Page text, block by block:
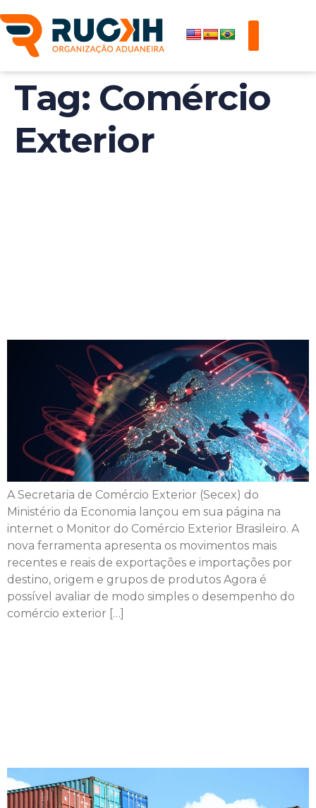
Tag: Comércio
Exterior
A Secretaria de Comércio Exterior (Secex) do
Ministério da Economia lançou em sua página na
internet o Monitor do Comércio Exterior Brasileiro. A
nova ferramenta apresenta os movimentos mais
recentes e reais de exportações e importações por
destino, origem e grupos de produtos Agora é
possível avaliar de modo simples o desempenho do
comércio exterior […]